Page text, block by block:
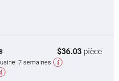
$36.03 pièce
7 semaines